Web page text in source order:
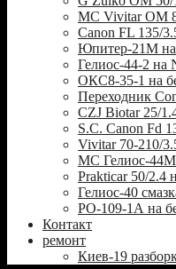
MC Vivitar OM
Canon FL 135/
Юпитер-21М
Гелиос-44-2 на
ОКС8-35-1 на
Переходник
CZJ Biotar 25/
S.C. Canon Fd
Vivitar 70-210/
МС Гелиос-
Prakticar 50/2.4
Гелиос-40
РО-109-1А на
Контакт
ремонт
Киев-19